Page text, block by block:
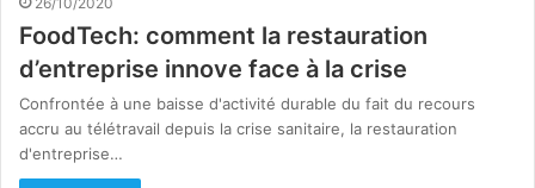
FoodTech: comment la restauration
d’entreprise innove face à la crise
Confrontée à une baisse d'activité durable du fait du recours
accru au télétravail depuis la crise sanitaire, la restauration
d'entreprise…